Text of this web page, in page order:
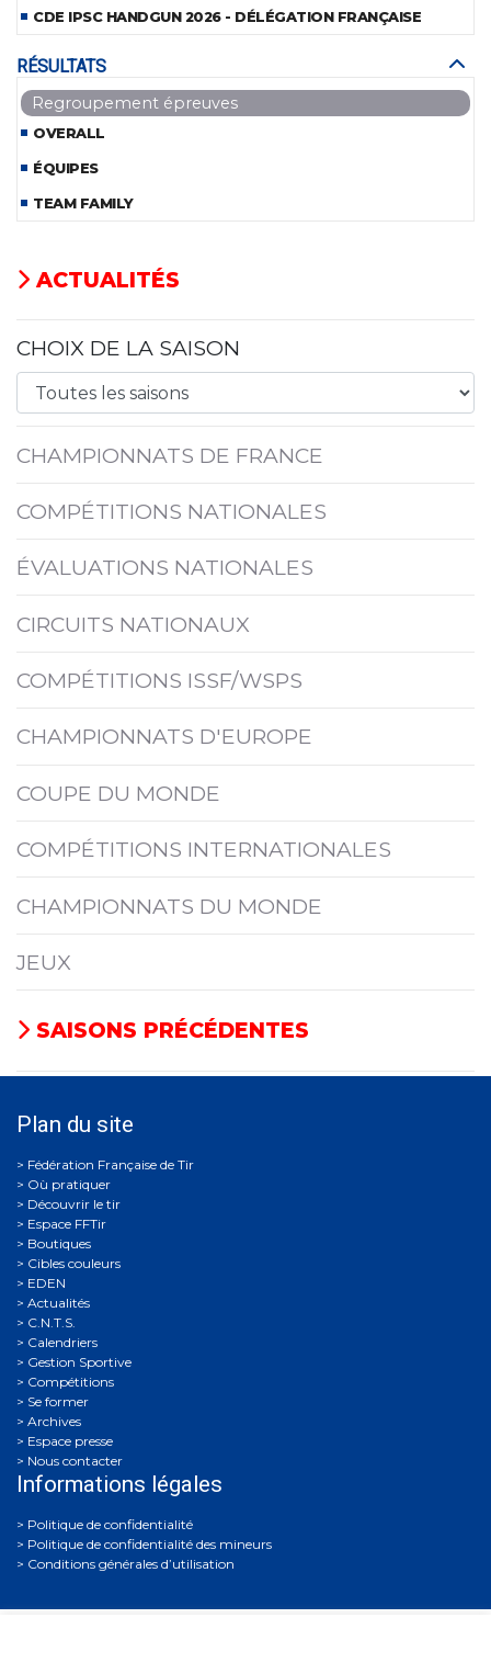
CDE IPSC HANDGUN 2026 - DÉLÉGATION FRANÇAISE
RÉSULTATS
Regroupement épreuves
OVERALL
ÉQUIPES
TEAM FAMILY
ACTUALITÉS
CHOIX DE LA SAISON
CHAMPIONNATS DE FRANCE
COMPÉTITIONS NATIONALES
ÉVALUATIONS NATIONALES
CIRCUITS NATIONAUX
COMPÉTITIONS ISSF/WSPS
CHAMPIONNATS D'EUROPE
COUPE DU MONDE
COMPÉTITIONS INTERNATIONALES
CHAMPIONNATS DU MONDE
JEUX
SAISONS PRÉCÉDENTES
Plan du site
Où pratiquer
Découvrir le tir
Espace FFTir
Boutiques
Cibles couleurs
EDEN
Actualités
C.N.T.S.
Calendriers
Gestion Sportive
Compétitions
Se former
Archives
Espace presse
Nous contacter
Informations légales
Politique de confidentialité
Politique de confidentialité des mineurs
Conditions générales d’utilisation